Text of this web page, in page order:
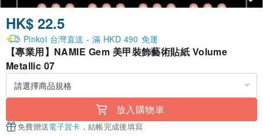
HK$ 22.5
Pinkoi 台灣直送 - 滿 HKD 490 免運
【專業用】NAMIE Gem 美甲裝飾藝術貼紙 Volume
Metallic 07
放入購物車
免費贈送電子賀卡 ，結帳完成後填寫